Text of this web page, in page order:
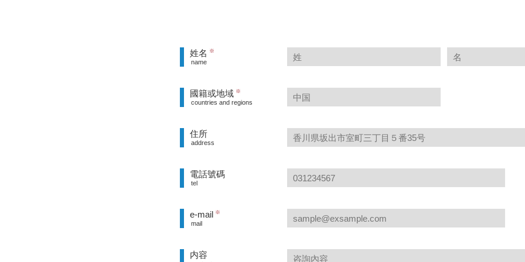
姓名 ※
name
國籍或地域 ※
countries and regions
住所
address
電話號碼
tel
e-mail ※
mail
内容